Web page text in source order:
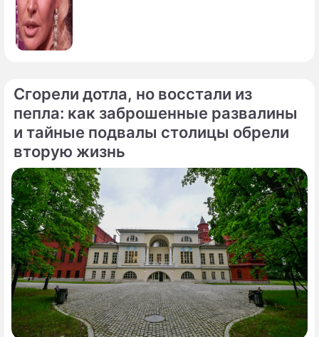
Сгорели дотла, но восстали из
пепла: как заброшенные развалины
и тайные подвалы столицы обрели
вторую жизнь